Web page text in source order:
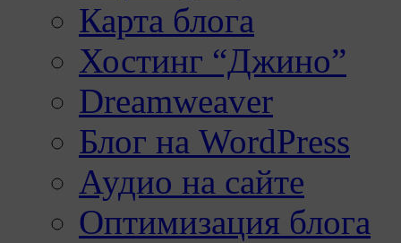
Карта блога
Хостинг “Джино”
Dreamweaver
Блог на WordPress
Аудио на сайте
Оптимизация блога